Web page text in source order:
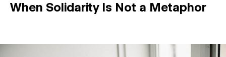
When Solidarity Is Not a Metaphor